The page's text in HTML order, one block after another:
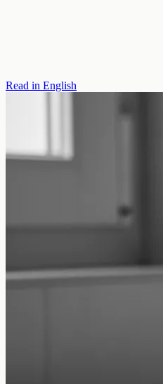
Read in English